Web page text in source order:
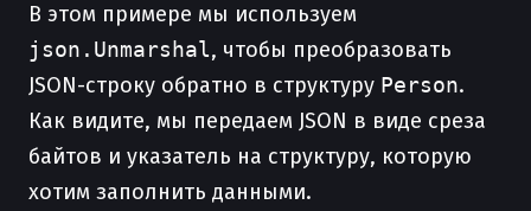
В этом примере мы используем
json.Unmarshal, чтобы преобразовать
JSON-строку обратно в структуру Person.
Как видите, мы передаем JSON в виде среза
байтов и указатель на структуру, которую
хотим заполнить данными.